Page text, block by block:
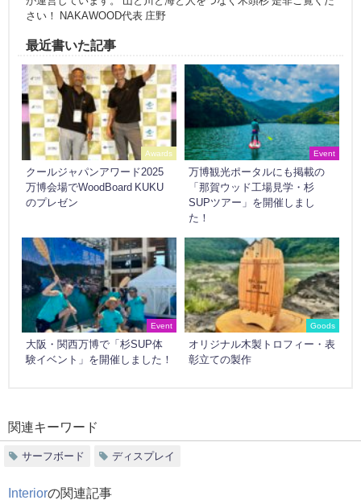
さい！ NAKAWOOD代表 庄野
最近書いた記事
Awards
クールジャパンアワード2025
万博会場でWoodBoard KUKU
のプレゼン
Event
万博観光ポータルにも掲載の
「那賀ウッド工場見学・杉
SUPツアー」を開催しまし
た！
Event
大阪・関西万博で「杉SUP体
験イベント」を開催しました！
Goods
オリジナル木製トロフィー・表
彰立ての製作
関連キーワード
サーフボード ディスプレイ
Interiorの関連記事